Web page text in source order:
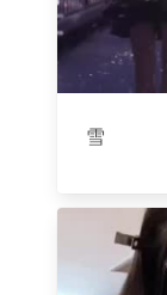
雪